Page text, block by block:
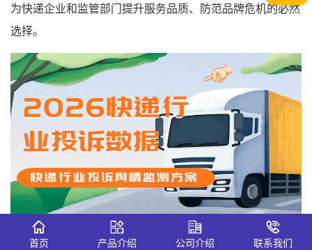
为快递企业和监管部门提升服务品质、防范品牌危机的必然
选择。
一、从投诉数据看快递行业服务质量痛
首页 产品介绍 公司介绍 联系我们